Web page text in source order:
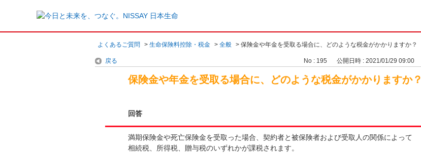
よくあるご質問 > 生命保険料控除・税金 > 全般 > 保険金や年金を受取る場合に、どのような税金がかかりますか？
戻る No : 195 公開日時 : 2021/01/29 09:00
保険金や年金を受取る場合に、どのような税金がかかりますか？
回答
満期保険金や死亡保険金を受取った場合、契約者と被保険者および受取人の関係によって
相続税、所得税、贈与税のいずれかが課税されます。